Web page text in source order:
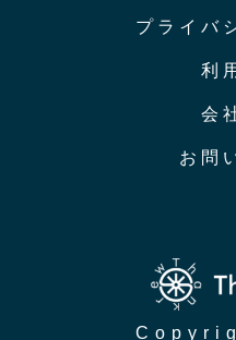
プライバ
利
会
お問